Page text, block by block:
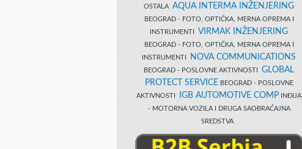
OSTALA AQUA INTERMA INŽENJERING
BEOGRAD - FOTO, OPTIČKA, MERNA OPREMA I
INSTRUMENTI VIRMAK INŽENJERING
BEOGRAD - FOTO, OPTIČKA, MERNA OPREMA I
INSTRUMENTI
NOVA COMMUNICATIONS
BEOGRAD - POSLOVNE AKTIVNOSTI GLOBAL
PROTECT SERVICE BEOGRAD - POSLOVNE
AKTIVNOSTI
IGB AUTOMOTIVE COMP INĐIJA
- MOTORNA VOZILA I DRUGA SAOBRAĆAJNA
SREDSTVA